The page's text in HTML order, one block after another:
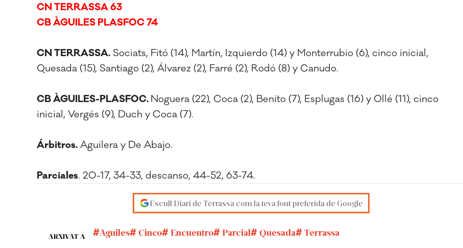
CN TERRASSA 63
CB ÀGUILES PLASFOC 74
CN TERRASSA. Sociats, Fitó (14), Martín, Izquierdo (14) y Monterrubio (6), cinco inicial,
Quesada (15), Santiago (2), Álvarez (2), Farré (2), Rodó (8) y Canudo.
CB ÀGUILES-PLASFOC. Noguera (22), Coca (2), Benito (7), Esplugas (16) y Ollé (11), cinco
inicial, Vergés (9), Duch y Coca (7).
Árbitros. Aguilera y De Abajo.
Parciales. 20-17, 34-33, descanso, 44-52, 63-74.
Escull Diari de Terrassa com la teva font preferida de Google
ARXIVAT A Aguiles Cinco Encuentro Parcial Quesada Terrassa